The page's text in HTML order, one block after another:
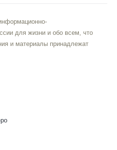
для жизни и обо всем, что
и материалы принадлежат